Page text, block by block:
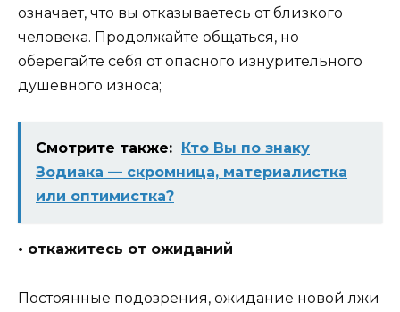
означает, что вы отказываетесь от близкого
человека. Продолжайте общаться, но
оберегайте себя от опасного изнурительного
душевного износа;
Смотрите также:
Кто Вы по знаку
Зодиака — скромница, материалистка
или оптимистка?
• откажитесь от ожиданий
Постоянные подозрения, ожидание новой лжи